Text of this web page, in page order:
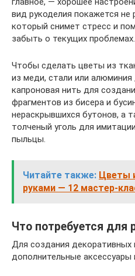
вид рукоделия покажется
который снимет стресс и
забыть о текущих проблемах.
Чтобы сделать цветы из
из меди, стали или алюминия
капроновая нить для
фрагментов из бисера и
нераскрывшихся бутонов, а
толченый уголь для
пыльцы.
Читайте также: Цветы
руками — 12 мастер-
Что потребуется для
Для создания декоративных
дополнительные аксессуары